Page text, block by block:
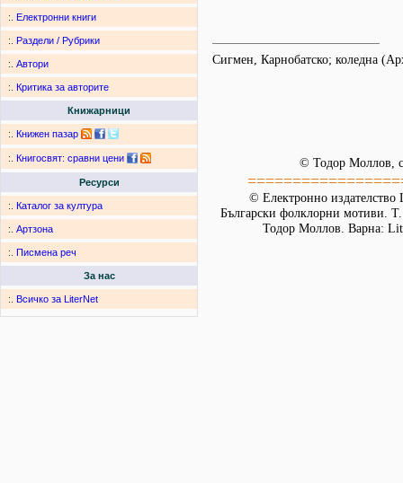
:. Електронни книги
:. Раздели / Рубрики
:. Автори
:. Критика за авторите
Книжарници
:. Книжен пазар
:. Книгосвят: сравни цени
Ресурси
:. Каталог за култура
:. Артзона
:. Писмена реч
За нас
:. Всичко за LiterNet
Сигмен, Карнобатско; коледна
© Тодор Моллов,
© Електронно издателство
Български фолклорни мотиви.
Тодор Моллов. Варна: